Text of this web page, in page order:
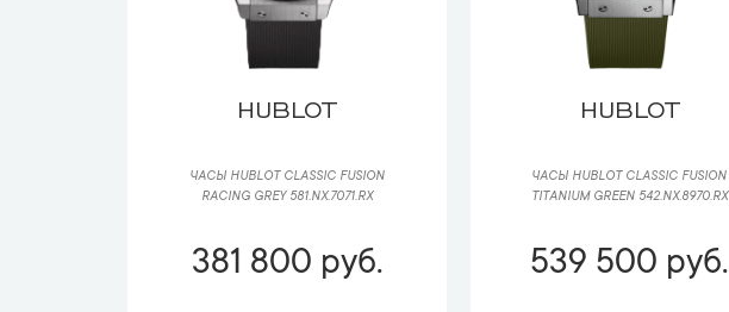
HUBLOT
ЧАСЫ HUBLOT CLASSIC FUSION
RACING GREY 581.NX.7071.RX
381 800 руб.
HUBLOT
ЧАСЫ HUBLOT CLASSIC FUSION
TITANIUM GREEN 542.NX.8970.RX
539 500 руб.